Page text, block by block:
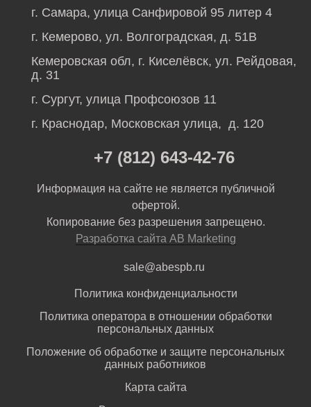
г. Самара, улица Санфировой 95 литер 4
г. Кемерово, ул. Волгоградская, д. 51В
Кемеровская обл, г. Киселёвск, ул. Рейдовая,
д. 31
г. Сургут, улица Профсоюзов 11
г. Краснодар, Московская улица, д. 120
+7 (812) 643-42-76
Информация на сайте не является публичной
офертой.
Копирование без разрешения запрещено.
Разработка сайта AB Marketing
sale@abespb.ru
Политика конфиденциальности
Политика оператора в отношении обработки
персональных данных
Положение об обработке и защите персональных
данных работников
Карта сайта